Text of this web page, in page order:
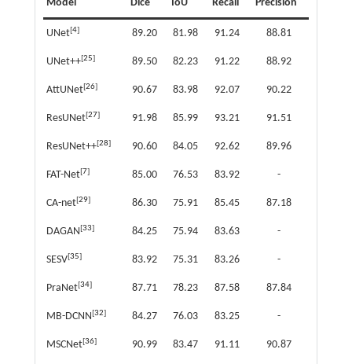
Model Dice IoU Recall Precision
UNet[4] 89.20 81.98 91.24 88.81
UNet++[25] 89.50 82.23 91.22 88.92
AttUNet[26] 90.67 83.98 92.07 90.22
ResUNet[27] 91.98 85.99 93.21 91.51
ResUNet++[28] 90.60 84.05 92.62 89.96
FAT-Net[7] 85.00 76.53 83.92 -
CA-net[29] 86.30 75.91 85.45 87.18
DAGAN[33] 84.25 75.94 83.63 -
SESV[35] 83.92 75.31 83.26 -
PraNet[34] 87.71 78.23 87.58 87.84
MB-DCNN[32] 84.27 76.03 83.25 -
MSCNet[36] 90.99 83.47 91.11 90.87